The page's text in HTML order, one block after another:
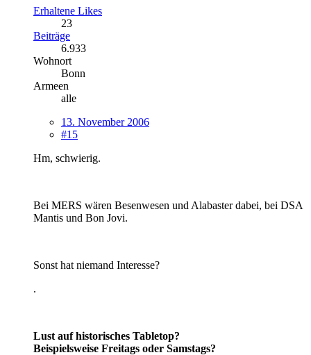
Erhaltene Likes
23
Beiträge
6.933
Wohnort
Bonn
Armeen
alle
13. November 2006
#15
Hm, schwierig.
Bei MERS wären Besenwesen und Alabaster dabei, bei DSA
Mantis und Bon Jovi.
Sonst hat niemand Interesse?
.
Lust auf historisches Tabletop?
Beispielsweise Freitags oder Samstags?